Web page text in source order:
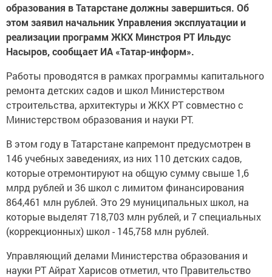
образования в Татарстане должны завершиться. Об
этом заявил начальник Управления эксплуатации и
реализации программ ЖКХ Минстроя РТ Ильдус
Насыров, сообщает ИА «Татар-информ».
Работы проводятся в рамках программы капитального
ремонта детских садов и школ Министерством
строительства, архитектуры и ЖКХ РТ совместно с
Министерством образования и науки РТ.
В этом году в Татарстане капремонт предусмотрен в
146 учебных заведениях, из них 110 детских садов,
которые отремонтируют на общую сумму свыше 1,6
млрд рублей и 36 школ с лимитом финансирования
864,461 млн рублей. Это 29 муниципальных школ, на
которые выделят 718,703 млн рублей, и 7 специальных
(коррекционных) школ - 145,758 млн рублей.
Управляющий делами Министерства образования и
науки РТ Айрат Харисов отметил, что Правительство